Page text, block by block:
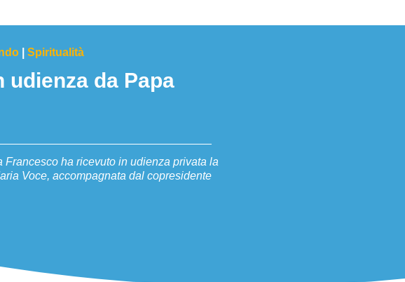
|Spiritualità
udienza da Papa
Francesco ha ricevuto in udienza privata la
Voce, accompagnata dal copresidente